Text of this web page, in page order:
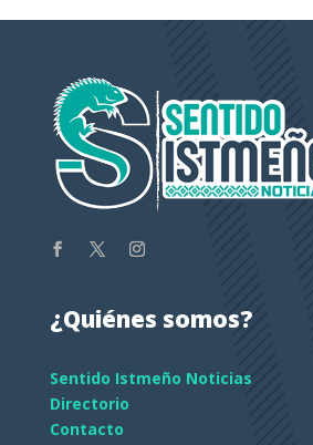
¿Quiénes somos?
Sentido Istmeño Noticias
Directorio
Contacto